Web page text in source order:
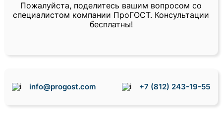
Пожалуйста, поделитесь вашим вопросом со
специалистом компании ПроГОСТ. Консультации
бесплатны!
info@progost.com +7 (812) 243-19-55